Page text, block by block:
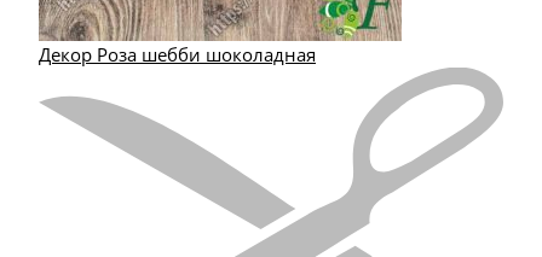
Декор Роза шебби шоколадная